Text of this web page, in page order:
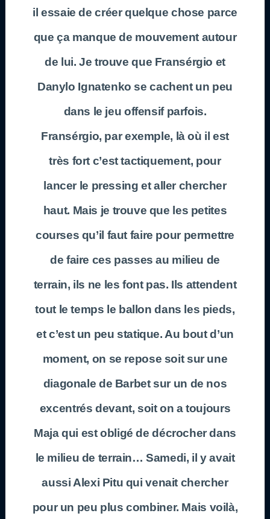
il essaie de créer quelque chose parce
que ça manque de mouvement autour
de lui. Je trouve que Fransérgio et
Danylo Ignatenko se cachent un peu
dans le jeu offensif parfois.
Fransérgio, par exemple, là où il est
très fort c’est tactiquement, pour
lancer le pressing et aller chercher
haut. Mais je trouve que les petites
courses qu’il faut faire pour permettre
de faire ces passes au milieu de
terrain, ils ne les font pas. Ils attendent
tout le temps le ballon dans les pieds,
et c’est un peu statique. Au bout d’un
moment, on se repose soit sur une
diagonale de Barbet sur un de nos
excentrés devant, soit on a toujours
Maja qui est obligé de décrocher dans
le milieu de terrain… Samedi, il y avait
aussi Alexi Pitu qui venait chercher
pour un peu plus combiner. Mais voilà,